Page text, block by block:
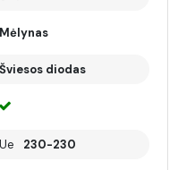
Mėlynas
Šviesos diodas
230-230